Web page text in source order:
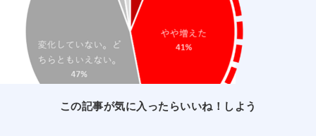
この記事が気に入ったらいいね！しよう